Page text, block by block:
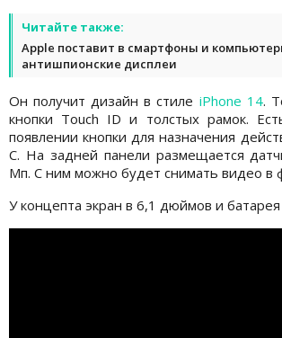
Читайте также:
Apple поставит в смартфоны и
антишпионские дисплеи
Он получит дизайн в стиле iPhone 14.
кнопки Touch ID и толстых рамок.
появлении кнопки для назначения
C. На задней панели размещается
Мп. С ним можно будет снимать видео в
У концепта экран в 6,1 дюймов и